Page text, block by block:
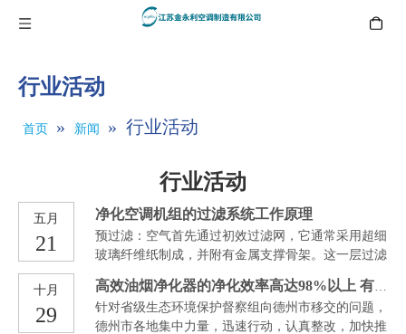
行业活动
首页 » 新闻 » 行业活动
行业活动
五月
21
净化空调机组的过滤系统工作原理
预过滤：空气首先通过初效过滤网，它通常采用超细
玻璃纤维纸制成，并附有金属支撑骨架。这一层过滤
十月
29
高效油烟净化器的净化效率高达98%以上 有效避免油垢油渍污染环境
针对省级生态环境保护督察组向德州市移交的问题，
德州市各地集中力量，迅速行动，认真整改，加快推